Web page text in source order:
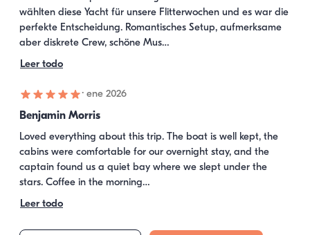
wählten diese Yacht für unsere Flitterwochen und es war die
perfekte Entscheidung. Romantisches Setup, aufmerksame
aber diskrete Crew, schöne Mus…
Leer todo
· ene 2026
Benjamin Morris
Loved everything about this trip. The boat is well kept, the
cabins were comfortable for our overnight stay, and the
captain found us a quiet bay where we slept under the
stars. Coffee in the morning…
Leer todo